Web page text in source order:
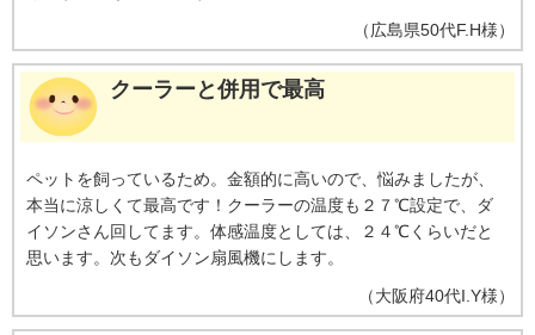
（広島県50代F.H様）
クーラーと併用で最高
ペットを飼っているため。金額的に高いので、悩みましたが、
本当に涼しくて最高です！クーラーの温度も２７℃設定で、ダ
イソンさん回してます。体感温度としては、２４℃くらいだと
思います。次もダイソン扇風機にします。
（大阪府40代I.Y様）